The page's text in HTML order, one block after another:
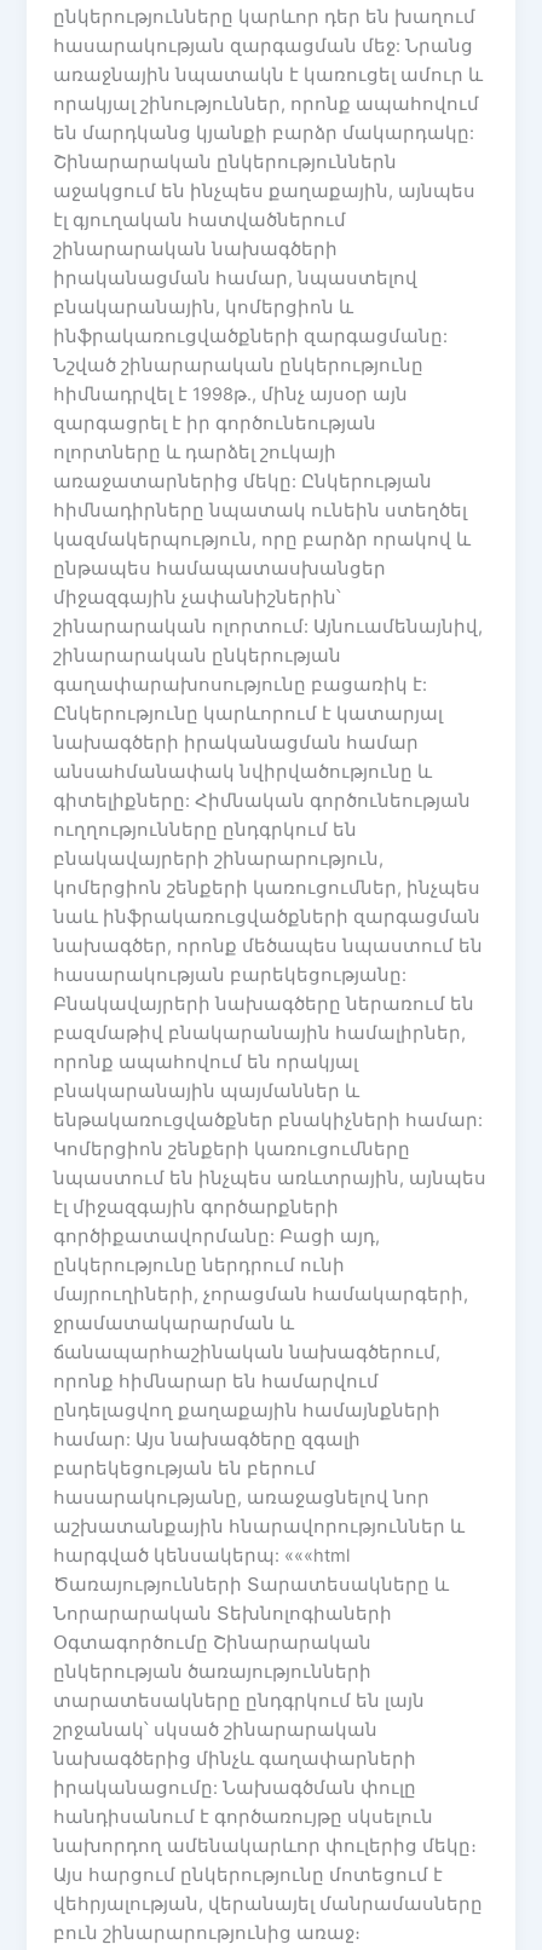
ընկերությունները կարևոր դեր են խաղում
հասարակության զարգացման մեջ: Նրանց
առաջնային նպատակն է կառուցել ամուր և
որակյալ շինություններ, որոնք ապահովում
են մարդկանց կյանքի բարձր մակարդակը:
Շինարարական ընկերություններն
աջակցում են ինչպես քաղաքային, այնպես
էլ գյուղական հատվածներում
շինարարական նախագծերի
իրականացման համար, նպաստելով
բնակարանային, կոմերցիոն և
ինֆրակառուցվածքների զարգացմանը:
Նշված շինարարական ընկերությունը
հիմնադրվել է 1998թ., մինչ այսօր այն
զարգացրել է իր գործունեության
ոլորտները և դարձել շուկայի
առաջատարներից մեկը: Ընկերության
հիմնադիրները նպատակ ունեին ստեղծել
կազմակերպություն, որը բարձր որակով և
ընթապես համապատասխանցեր
միջազգային չափանիշներին՝
շինարարական ոլորտում: Այնուամենայնիվ,
շինարարական ընկերության
գաղափարախոսությունը բացառիկ է:
Ընկերությունը կարևորում է կատարյալ
նախագծերի իրականացման համար
անսահմանափակ նվիրվածությունը և
գիտելիքները: Հիմնական գործունեության
ուղղությունները ընդգրկում են
բնակավայրերի շինարարություն,
կոմերցիոն շենքերի կառուցումներ, ինչպես
նաև ինֆրակառուցվածքների զարգացման
նախագծեր, որոնք մեծապես նպաստում են
հասարակության բարեկեցությանը:
Բնակավայրերի նախագծերը ներառում են
բազմաթիվ բնակարանային համալիրներ,
որոնք ապահովում են որակյալ
բնակարանային պայմաններ և
ենթակառուցվածքներ բնակիչների համար:
Կոմերցիոն շենքերի կառուցումները
նպաստում են ինչպես առևտրային, այնպես
էլ միջազգային գործարքների
գործիքատավորմանը: Բացի այդ,
ընկերությունը ներդրում ունի
մայրուղիների, չորացման համակարգերի,
ջրամատակարարման և
ճանապարհաշինական նախագծերում,
որոնք հիմնարար են համարվում
ընդելացվող քաղաքային համայնքների
համար: Այս նախագծերը զգալի
բարեկեցության են բերում
հասարակությանը, առաջացնելով նոր
աշխատանքային հնարավորություններ և
հարգված կենսակերպ: «««html
Ծառայությունների Տարատեսակները և
Նորարարական Տեխնոլոգիաների
Օգտագործումը Շինարարական
ընկերության ծառայությունների
տարատեսակները ընդգրկում են լայն
շրջանակ՝ սկսած շինարարական
նախագծերից մինչև գաղափարների
իրականացումը: Նախագծման փուլը
հանդիսանում է գործառույթը սկսելուն
նախորդող ամենակարևոր փուլերից մեկը։
Այս հարցում ընկերությունը մոտեցում է
վեհրյալության, վերանայել մանրամասները
բուն շինարարությունից առաջ։